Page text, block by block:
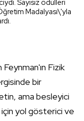
Sayısız ödülleri
Madalyası\'yla
Fizik
bir
ama besleyici
yol gösterici ve